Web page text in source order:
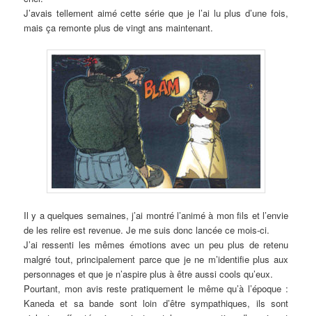
J’avais tellement aimé cette série que je l’ai lu plus d’une fois,
mais ça remonte plus de vingt ans maintenant.
Il y a quelques semaines, j’ai montré l’animé à mon fils et l’envie
de les relire est revenue. Je me suis donc lancée ce mois-ci.
J’ai ressenti les mêmes émotions avec un peu plus de retenu
malgré tout, principalement parce que je ne m’identifie plus aux
personnages et que je n’aspire plus à être aussi cools qu’eux.
Pourtant, mon avis reste pratiquement le même qu’à l’époque :
Kaneda et sa bande sont loin d’être sympathiques, ils sont